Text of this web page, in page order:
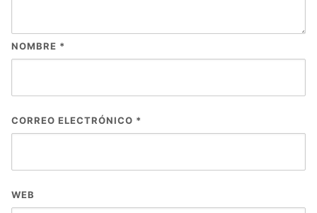
NOMBRE *
CORREO ELECTRÓNICO *
WEB